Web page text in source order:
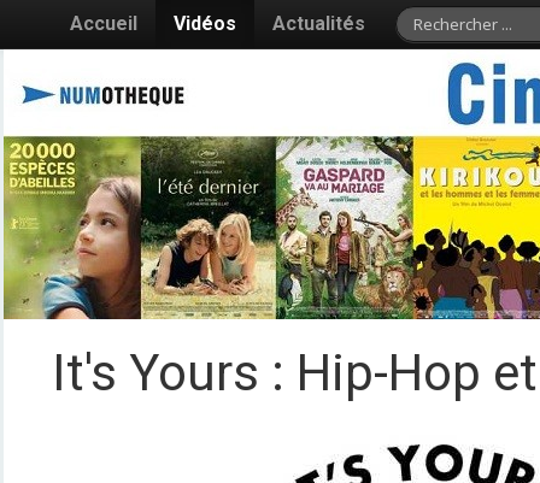
Accueil Vidéos Actualités
It's Yours : Hip-Hop